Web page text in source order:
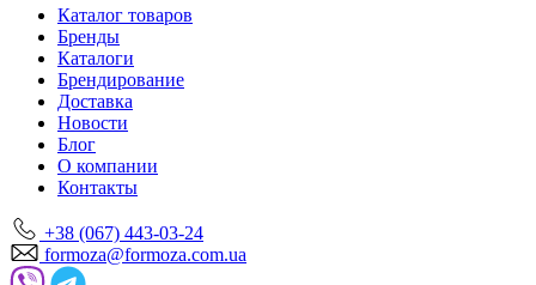
Каталог товаров
Бренды
Каталоги
Брендирование
Доставка
Новости
Блог
О компании
Контакты
+38 (067) 443-03-24
formoza@formoza.com.ua